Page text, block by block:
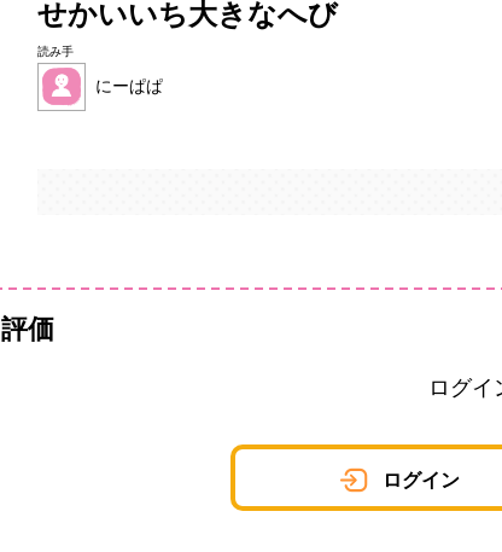
せかいいち大きなへび
読み手
にーぱぱ
評価
ログイ
ログイン